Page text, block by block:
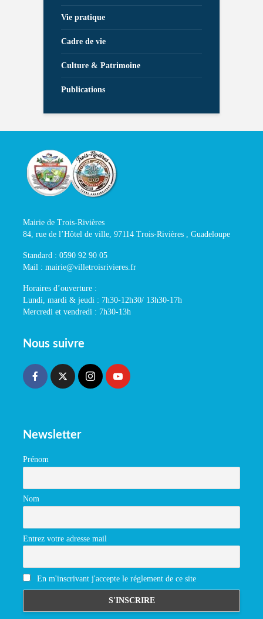
Vie pratique
Cadre de vie
Culture & Patrimoine
Publications
Mairie de Trois-Rivières
84, rue de l’Hôtel de ville, 97114 Trois-Rivières , Guadeloupe
Standard : 0590 92 90 05
Mail : mairie@villetroisrivieres.fr
Horaires d’ouverture :
Lundi, mardi & jeudi : 7h30-12h30/ 13h30-17h
Mercredi et vendredi : 7h30-13h
Nous suivre
Newsletter
Prénom
Nom
Entrez votre adresse mail
En m'inscrivant j'accepte le réglement de ce site